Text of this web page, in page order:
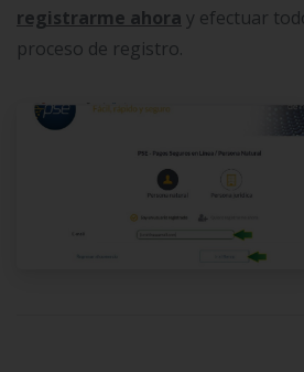
registrarme ahora y efectuar
proceso de registro.